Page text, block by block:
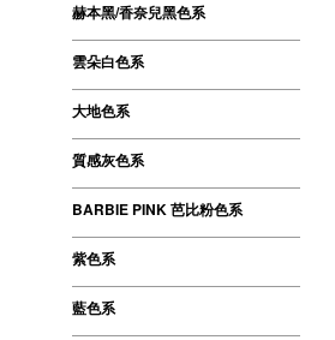
赫本黑/香奈兒黑色系
雲朵白色系
大地色系
質感灰色系
BARBIE PINK 芭比粉色系
紫色系
藍色系